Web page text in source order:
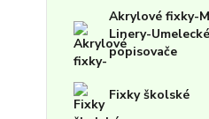
Akrylové fixky-
Linery-Umelecké
popisovače
Fixky školské